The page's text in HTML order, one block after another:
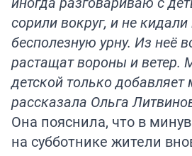
сорили вокруг, и не
бесполезную урну. Из неё
растащат вороны и ветер.
детской только добавляет
рассказала Ольга
Она пояснила, что в
на субботнике жители